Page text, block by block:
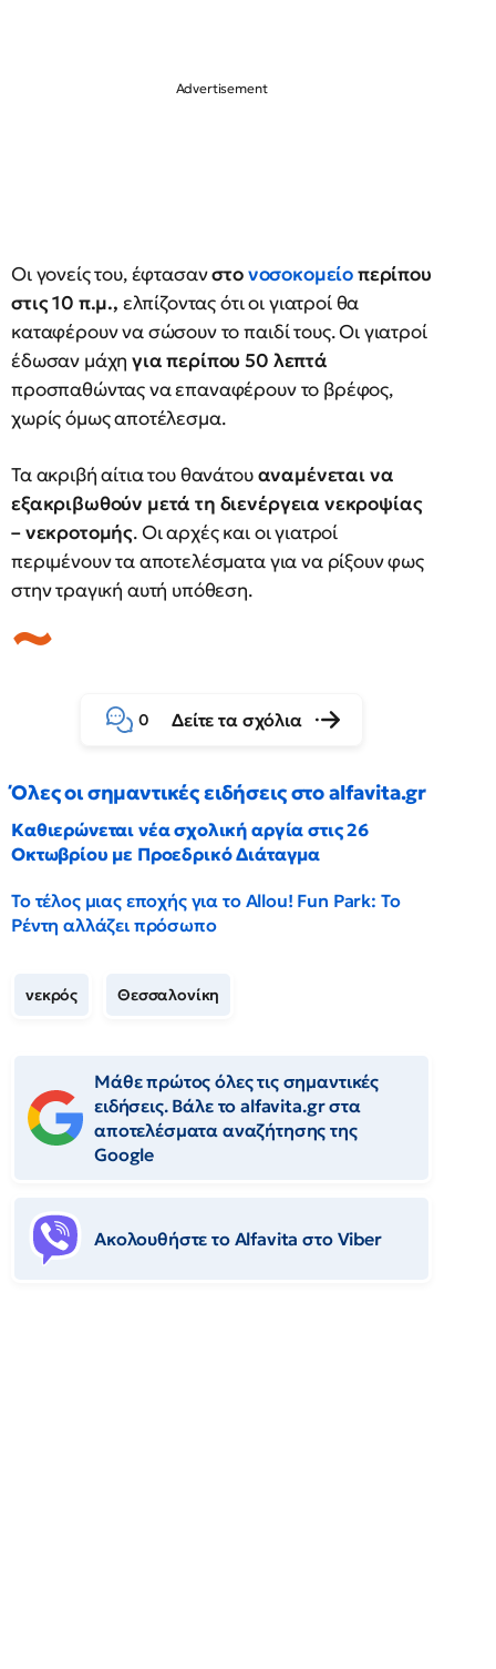
Οι γονείς του, έφτασανστονοσοκομείοπερίπου
στις 10 π.μ., ελπίζοντας ότι οι γιατροί θα
καταφέρουν να σώσουν το παιδί τους. Οι γιατροί
έδωσαν μάχηγια περίπου 50 λεπτά
προσπαθώντας να επαναφέρουν το βρέφος,
χωρίς όμως αποτέλεσμα.
Τα ακριβή αίτια του θανάτουαναμένεται να
εξακριβωθούν μετά τη διενέργεια νεκροψίας
– νεκροτομής. Οι αρχές και οι γιατροί
περιμένουν τα αποτελέσματα για να ρίξουν φως
στην τραγική αυτή υπόθεση.
0 Δείτε τα σχόλια
Όλες οι σημαντικές ειδήσεις στο alfavita.gr
Καθιερώνεται νέα σχολική αργία στις 26
Οκτωβρίου με Προεδρικό Διάταγμα
Το τέλος μιας εποχής για το Allou! Fun Park: Το
Ρέντη αλλάζει πρόσωπο
νεκρός Θεσσαλονίκη
Μάθε πρώτος όλες τις σημαντικές
ειδήσεις. Βάλε το alfavita.gr στα
αποτελέσματα αναζήτησης της
Google
Ακολουθήστε το Αlfavita στο Viber